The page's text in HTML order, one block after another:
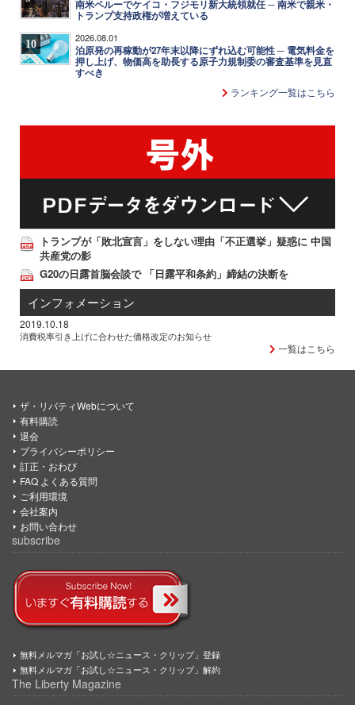
南米ペルーでケイコ・フジモリ新大統領就任 ─ 南米で親米・
トランプ支持政権が増えている
10 2026.08.01
泊原発の再稼動が27年末以降にずれ込む可能性 ─ 電気料金を
押し上げ、物価高を助長する原子力規制委の審査基準を見直
すべき
ランキング一覧はこちら
トランプが「敗北宣言」をしない理由「不正選挙」疑惑に 中国
共産党の影
G20の日露首脳会談で 「日露平和条約」締結の決断を
インフォメーション
2019.10.18
消費税率引き上げに合わせた価格改定のお知らせ
一覧はこちら
ザ・リバティWebについて
有料購読
退会
プライバシーポリシー
訂正・おわび
FAQ よくある質問
ご利用環境
会社案内
お問い合わせ
subscribe
無料メルマガ「お試し☆ニュース・クリップ」登録
無料メルマガ「お試し☆ニュース・クリップ」解約
The Liberty Magazine